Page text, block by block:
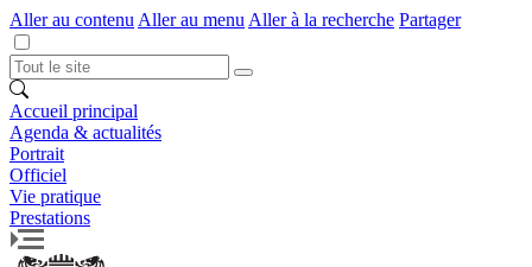
Aller au contenu Aller au menu Aller à la recherche Partager
Accueil principal
Agenda & actualités
Portrait
Officiel
Vie pratique
Prestations